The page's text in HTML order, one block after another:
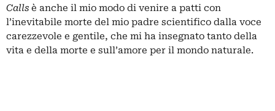
Calls è anche il mio modo di venire a patti con
l’inevitabile morte del mio padre scientifico dalla voce
carezzevole e gentile, che mi ha insegnato tanto della
vita e della morte e sull’amore per il mondo naturale.